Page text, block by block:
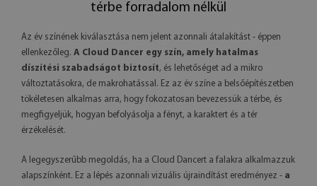
térbe forradalom nélkül
Az év színének kiválasztása nem jelent azonnali átalakítást - éppen
ellenkezőleg. A Cloud Dancer egy szín, amely hatalmas
díszítési szabadságot biztosít, és lehetőséget ad a mikro
változtatásokra, de makrohatással. Ez az év színe a belsőépítészetben
tökéletesen alkalmas arra, hogy fokozatosan bevezessük a térbe, és
megfigyeljük, hogyan befolyásolja a fényt, a karaktert és a tér
érzékelését.
A legegyszerűbb megoldás, ha a Cloud Dancert a falakra alkalmazzuk
alapszínként. Ez a lépés azonnali vizuális újraindítást eredményez - a